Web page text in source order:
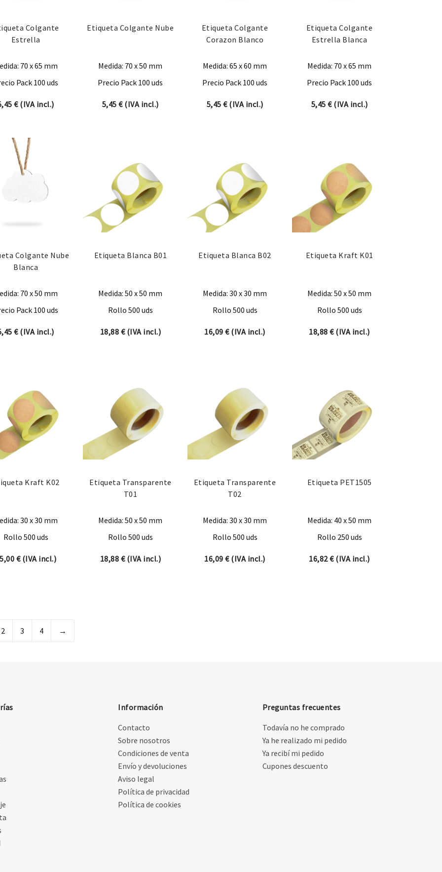
Colgante
Estrella
70 x 65 mm
Pack 100 uds
€(IVA incl.)
Etiqueta Colgante Nube
Medida: 70 x 50 mm
Precio Pack 100 uds
5,45€(IVA incl.)
Etiqueta Colgante
Corazon Blanco
Medida: 65 x 60 mm
Precio Pack 100 uds
5,45€(IVA incl.)
Etiqueta Colgante
Estrella Blanca
Medida: 70 x 65 mm
Precio Pack 100 uds
5,45€(IVA incl.)
Colgante Nube
Blanca
70 x 50 mm
Pack 100 uds
€(IVA incl.)
Etiqueta Blanca B01
Medida: 50 x 50 mm
Rollo 500 uds
18,88 €(IVA incl.)
Etiqueta Blanca B02
Medida: 30 x 30 mm
Rollo 500 uds
16,09€(IVA incl.)
Etiqueta Kraft K01
Medida: 50 x 50 mm
Rollo 500 uds
18,88€(IVA incl.)
Kraft K02
30 x 30 mm
Rollo 500 uds
€(IVA incl.)
Etiqueta Transparente
T01
Medida: 50 x 50 mm
Rollo 500 uds
18,88 €(IVA incl.)
Etiqueta Transparente
T02
Medida: 30 x 30 mm
Rollo 500 uds
16,09€(IVA incl.)
Etiqueta PET1505
Medida: 40 x 50 mm
Rollo 250 uds
16,82€(IVA incl.)
2 3 4 →
Información
Contacto
Sobre nosotros
Condiciones de venta
Envío y devoluciones
Aviso legal
Política de privacidad
Política de cookies
Preguntas frecuentes
Todavía no he comprado
Ya he realizado mi pedido
Ya recibí mi pedido
Cupones descuento